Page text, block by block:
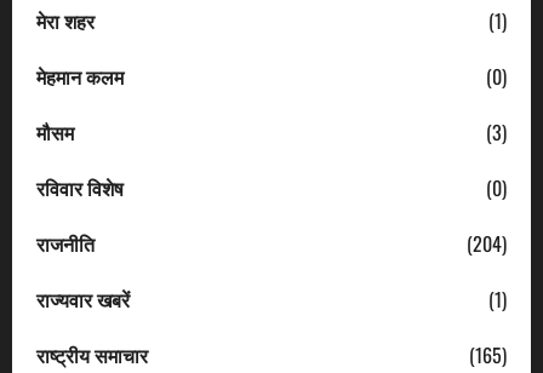
मेरा शहर
(1)
मेहमान कलम
(0)
मौसम
(3)
रविवार विशेष
(0)
राजनीति
(204)
राज्यवार खबरें
(1)
राष्ट्रीय समाचार
(165)